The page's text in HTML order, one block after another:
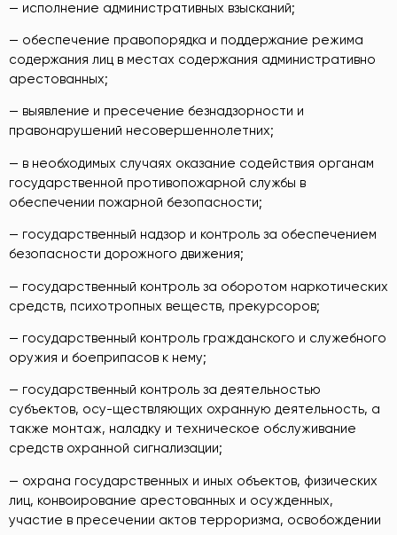
— исполнение административных взысканий;
— обеспечение правопорядка и поддержание режима
содержания лиц в местах содержания административно
арестованных;
— выявление и пресечение безнадзорности и
правонарушений несовершеннолетних;
— в необходимых случаях оказание содействия органам
государственной противопожарной службы в
обеспечении пожарной безопасности;
— государственный надзор и контроль за обеспечением
безопасности дорожного движения;
— государственный контроль за оборотом наркотических
средств, психотропных веществ, прекурсоров;
— государственный контроль гражданского и служебного
оружия и боеприпасов к нему;
— государственный контроль за деятельностью
субъектов, осу-ществляющих охранную деятельность, а
также монтаж, наладку и техническое обслуживание
средств охранной сигнализации;
— охрана государственных и иных объектов, физических
лиц, конвоирование арестованных и осужденных,
участие в пресечении актов терроризма, освобождении